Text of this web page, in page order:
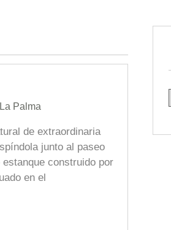
La Palma
de extraordinaria
junto al paseo
construido por
en el